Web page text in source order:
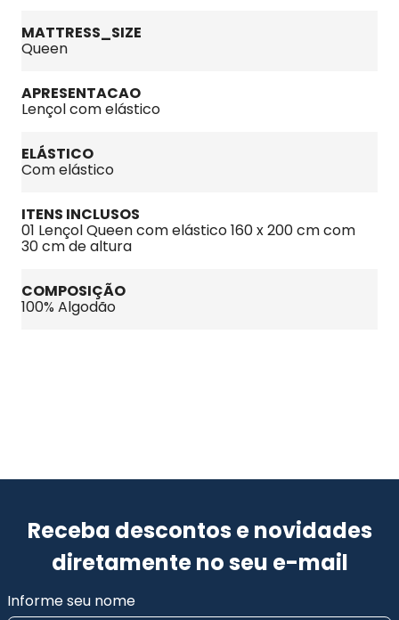
MATTRESS_SIZE
Queen
APRESENTACAO
Lençol com elástico
ELÁSTICO
Com elástico
ITENS INCLUSOS
01 Lençol Queen com elástico 160 x 200 cm com
30 cm de altura
COMPOSIÇÃO
100% Algodão
Receba descontos e novidades
diretamente no seu e-mail
Informe seu nome